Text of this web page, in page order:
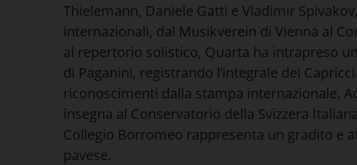
Thielemann, Daniele Gatti e Vladimir
internazionali, dal Musikverein di Vienna al
al repertorio solistico, Quarta ha intrapreso
di Paganini, registrando l’integrale dei
riconoscimenti dalla stampa internazionale.
insegna al Conservatorio della Svizzera
Collegio Borromeo rappresenta un gradito e
pavese.